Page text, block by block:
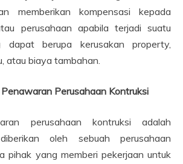
memberikan kompensasi kepada
perusahaan apabila terjadi suatu
dapat berupa kerusakan property,
atau biaya tambahan.
Perusahaan Kontruksi
perusahaan kontruksi adalah
oleh sebuah perusahaan
pihak yang memberi pekerjaan untuk